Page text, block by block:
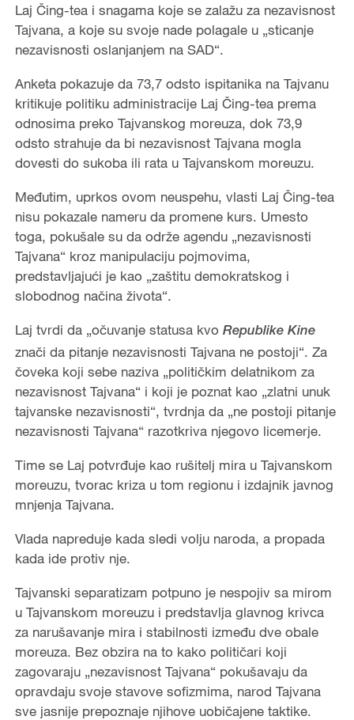
Laj Čing-tea i snagama koje se zalažu za nezavisnost
Tajvana, a koje su svoje nade polagale u „sticanje
nezavisnosti oslanjanjem na SAD“.
Anketa pokazuje da 73,7 odsto ispitanika na Tajvanu
kritikuje politiku administracije Laj Čing-tea prema
odnosima preko Tajvanskog moreuza, dok 73,9
odsto strahuje da bi nezavisnost Tajvana mogla
dovesti do sukoba ili rata u Tajvanskom moreuzu.
Međutim, uprkos ovom neuspehu, vlasti Laj Čing-tea
nisu pokazale nameru da promene kurs. Umesto
toga, pokušale su da održe agendu „nezavisnosti
Tajvana“ kroz manipulaciju pojmovima,
predstavljajući je kao „zaštitu demokratskog i
slobodnog načina života“.
Laj tvrdi da „očuvanje statusa kvo Republike Kine
znači da pitanje nezavisnosti Tajvana ne postoji“. Za
čoveka koji sebe naziva „političkim delatnikom za
nezavisnost Tajvana“ i koji je poznat kao „zlatni unuk
tajvanske nezavisnosti“, tvrdnja da „ne postoji pitanje
nezavisnosti Tajvana“ razotkriva njegovo licemerje.
Time se Laj potvrđuje kao rušitelj mira u Tajvanskom
moreuzu, tvorac kriza u tom regionu i izdajnik javnog
mnjenja Tajvana.
Vlada napreduje kada sledi volju naroda, a propada
kada ide protiv nje.
Tajvanski separatizam potpuno je nespojiv sa mirom
u Tajvanskom moreuzu i predstavlja glavnog krivca
za narušavanje mira i stabilnosti između dve obale
moreuza. Bez obzira na to kako političari koji
zagovaraju „nezavisnost Tajvana“ pokušavaju da
opravdaju svoje stavove sofizmima, narod Tajvana
sve jasnije prepoznaje njihove uobičajene taktike.